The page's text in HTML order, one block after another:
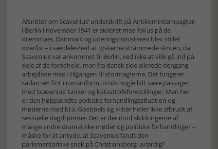
Afsnittet om Scavenius’ underskrift på Antikominternpagten
i Berlin i november 1941 er skildret med fokus på de
dilemmaer, Danmark og udenrigsministeren blev stillet
overfor – i særdeleshed at tyskerne strammede skruen, da
Scavenius var ankommet til Berlin, ved ikke at ville gå ind på
dele af de forbehold, man fra dansk side allerede dengang
arbejdede med i tilgangen til stormagterne. Det fungerer
sådan set fint i romanform, trods nogle lidt sære passager
med Scavenius’ tanker og katastrofeforestillinger. Men her
er den højspændte politiske forhandlingssituation og
møderne med bl.a. Goebbels og Hitler heller ikke afbrudt af
seksuelle dagdrømme. Det er derimod skildringerne af
mange andre dramatiske møder og politiske forhandlinger –
måske for at antyde, at Scavenius fandt den
parlamentariske snak på Christiansborg uværdig?